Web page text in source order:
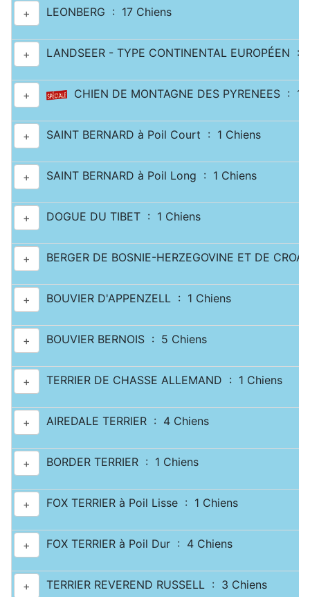
+ LEONBERG : 17 Chiens
+ LANDSEER - TYPE CONTINENTAL EUROPÉEN :
+ CHIEN DE MONTAGNE DES PYRENEES :
+ SAINT BERNARD à Poil Court : 1 Chiens
+ SAINT BERNARD à Poil Long : 1 Chiens
+ DOGUE DU TIBET : 1 Chiens
+ BERGER DE BOSNIE-HERZEGOVINE ET DE
+ BOUVIER D'APPENZELL : 1 Chiens
+ BOUVIER BERNOIS : 5 Chiens
+ TERRIER DE CHASSE ALLEMAND : 1 Chiens
+ AIREDALE TERRIER : 4 Chiens
+ BORDER TERRIER : 1 Chiens
+ FOX TERRIER à Poil Lisse : 1 Chiens
+ FOX TERRIER à Poil Dur : 4 Chiens
+ TERRIER REVEREND RUSSELL : 3 Chiens